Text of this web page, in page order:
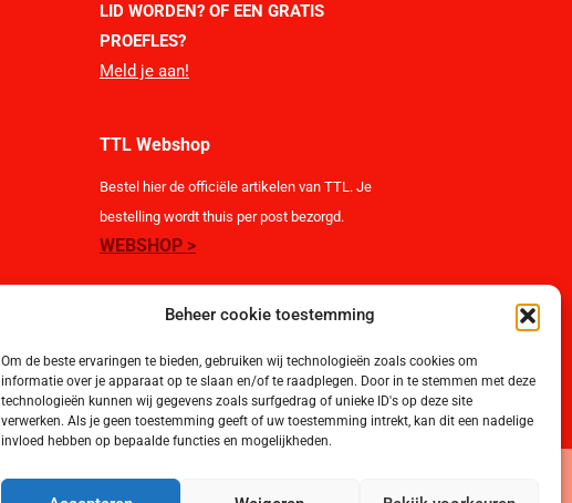
Beheer cookie toestemming
Om de beste ervaringen te bieden, gebruiken wij technologieën zoals cookies om
informatie over je apparaat op te slaan en/of te raadplegen. Door in te stemmen met deze
technologieën kunnen wij gegevens zoals surfgedrag of unieke ID's op deze site
verwerken. Als je geen toestemming geeft of uw toestemming intrekt, kan dit een nadelige
invloed hebben op bepaalde functies en mogelijkheden.
LID WORDEN? OF EEN GRATIS
PROEFLES?
Meld je aan!
TTL Webshop
Bestel hier de officiële artikelen van TTL. Je
bestelling wordt thuis per post bezorgd.
WEBSHOP >